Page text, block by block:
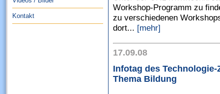
Kontakt
Workshop-Programm zu
zu verschiedenen
dort... [mehr]
17.09.08
Infotag des
Thema Bildung